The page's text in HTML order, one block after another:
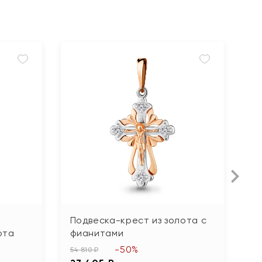
Подвеска-крест из золота с
фианитами
54 810 ₽ -50%